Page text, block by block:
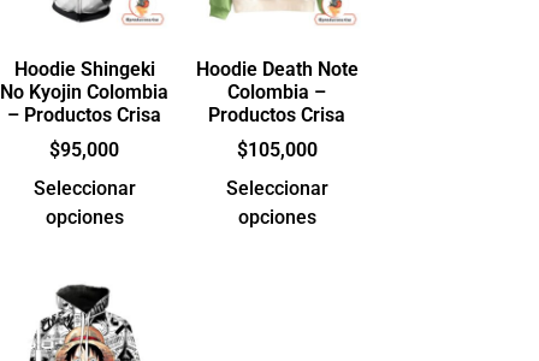
Hoodie Shingeki
No Kyojin Colombia
– Productos Crisa
$95,000
Seleccionar
opciones
Hoodie Death Note
Colombia –
Productos Crisa
$105,000
Seleccionar
opciones